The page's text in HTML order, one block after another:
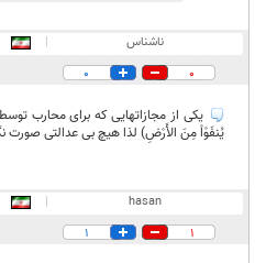
ناشناس |
0
0
یکی از مجازاتهایی که برای محارب
يُنفَوْاْ مِنَ الأَرْضِ) لذا هیچ بی عدالتی صورت
hasan
|
1
1